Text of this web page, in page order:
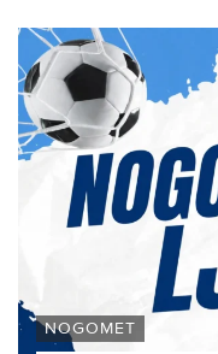
NOGOMET